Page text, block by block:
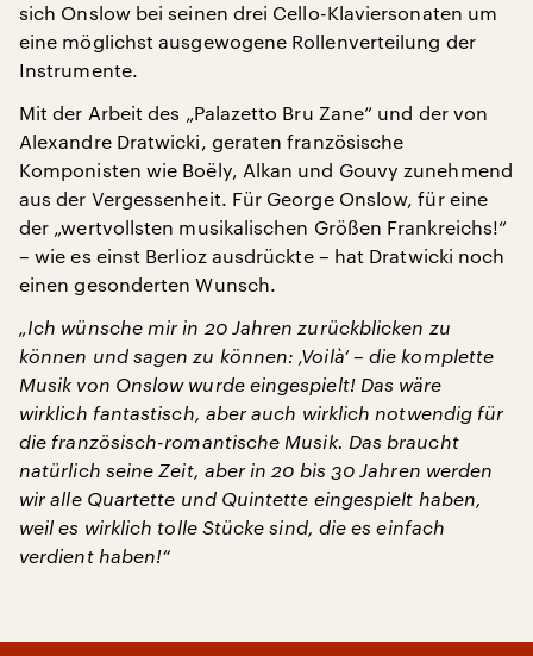
sich Onslow bei seinen drei Cello-Klaviersonaten um
eine möglichst ausgewogene Rollenverteilung der
Instrumente.
Mit der Arbeit des „Palazetto Bru Zane“ und der von
Alexandre Dratwicki, geraten französische
Komponisten wie Boëly, Alkan und Gouvy zunehmend
aus der Vergessenheit. Für George Onslow, für eine
der „wertvollsten musikalischen Größen Frankreichs!“
– wie es einst Berlioz ausdrückte – hat Dratwicki noch
einen gesonderten Wunsch.
„Ich wünsche mir in 20 Jahren zurückblicken zu
können und sagen zu können: ‚Voilà‘ – die komplette
Musik von Onslow wurde eingespielt! Das wäre
wirklich fantastisch, aber auch wirklich notwendig für
die französisch-romantische Musik. Das braucht
natürlich seine Zeit, aber in 20 bis 30 Jahren werden
wir alle Quartette und Quintette eingespielt haben,
weil es wirklich tolle Stücke sind, die es einfach
verdient haben!“